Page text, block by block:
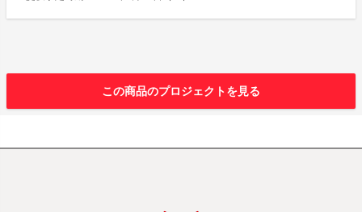
この商品のプロジェクトを見る